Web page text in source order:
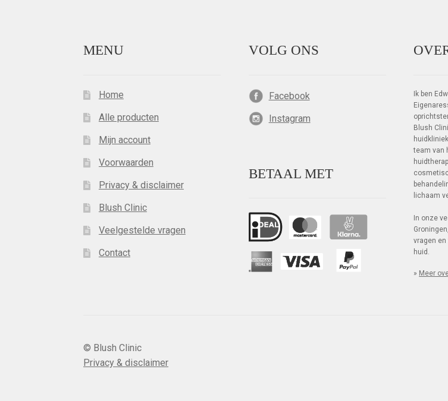
MENU
Home
Alle producten
Mijn account
Voorwaarden
Privacy & disclaimer
Blush Clinic
Veelgestelde vragen
Contact
VOLG ONS
Facebook
Instagram
BETAAL MET
Ik ben
Blush
team van
lichaam
In onze
vragen
huid.
» Meer
© Blush Clinic
Privacy & disclaimer